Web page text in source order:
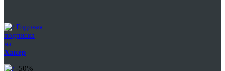
Годовая
подписка
на
Хакер
-50%